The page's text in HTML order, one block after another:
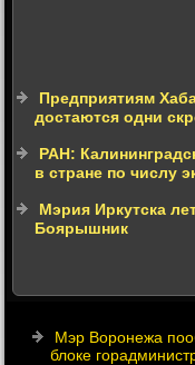
Предприятиям
достаются одни
РАН:
в стране по числу
Мэрия Иркутска
Боярышник
Мэр Воронежа
блоке